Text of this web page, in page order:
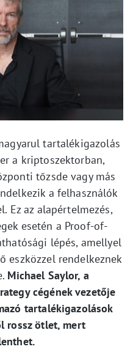
tartalékigazolás
a kriptoszektorban,
tőzsde vagy más
a felhasználók
Ez az alapértelmezés,
esetén a Proof-of-
lépés, amellyel
eszközzel rendelkeznek
Michael Saylor, a
cégének vezetője
tartalékigazolások
rossz ötlet, mert